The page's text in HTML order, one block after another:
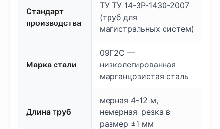
Стандарт
производства
ТУ ТУ 14-3Р-1430-2007
(труб для
магистральных систем)
Марка стали
09Г2С —
низколегированная
марганцовистая сталь
Длина труб
мерная 4–12 м,
немерная, резка в
размер ±1 мм